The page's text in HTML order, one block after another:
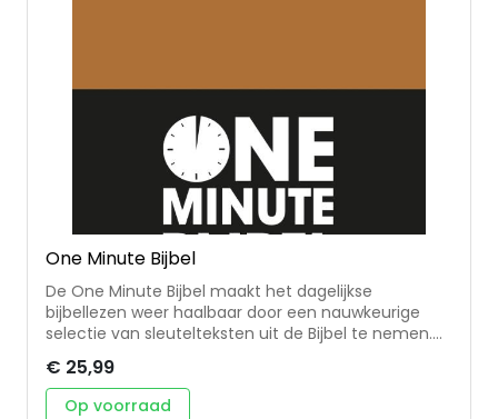
One Minute Bijbel
De One Minute Bijbel maakt het dagelijkse
bijbellezen weer haalbaar door een nauwkeurige
selectie van sleutelteksten uit de Bijbel te nemen.
stukjes om te lezen. Aan het eind van elke dag
worden verwijsteksten genoemd die gelezen
€ 25,99
Op voorraad